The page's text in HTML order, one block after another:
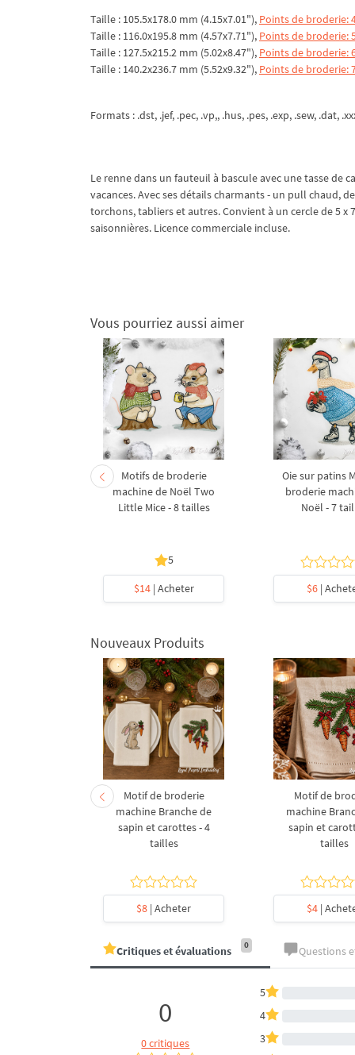
Taille : 105.5x178.0 mm (4.15x7.01"), Points de broderie:
Taille : 116.0x195.8 mm (4.57x7.71"), Points de broderie:
Taille : 127.5x215.2 mm (5.02x8.47"), Points de broderie:
Taille : 140.2x236.7 mm (5.52x9.32"), Points de broderie:
Formats : .dst, .jef, .pec, .vp,, .hus, .pes, .exp, .sew, .dat,
Le renne dans un fauteuil à bascule avec une tasse
vacances. Avec ses détails charmants - un pull chaud,
torchons, tabliers et autres. Convient à un cercle de 5
saisonnières. Licence commerciale incluse.
Vous pourriez aussi aimer
Motifs de broderie
machine de Noël Two
Little Mice - 8 tailles
5
$14| Acheter
Oie sur patins
broderie
Noël - 7
$6 |
Nouveaux Produits
Motif de broderie
machine Branche de
sapin et carottes - 4
tailles
$8 | Acheter
Motif de
machine
sapin et
tailles
$4 |
Critiques et évaluations 0 Questions
0
0 critiques
5
4
3